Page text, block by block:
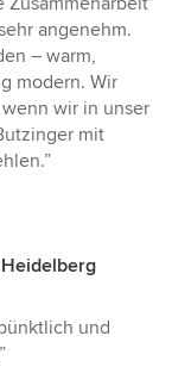
angenehm.
– warm,
modern. Wir
wir in unser
mit
und